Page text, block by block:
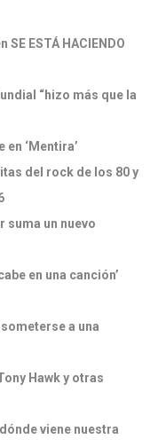
ESTÁ HACIENDO
“hizo más que la
en ‘Mentira’
del rock de los 80 y
suma un nuevo
en una canción’
a una
Hawk y otras
viene nuestra